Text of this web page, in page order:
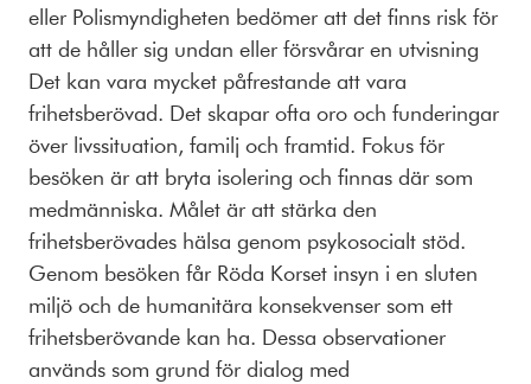
eller Polismyndigheten bedömer att det finns risk för
att de håller sig undan eller försvårar en utvisning
Det kan vara mycket påfrestande att vara
frihetsberövad. Det skapar ofta oro och funderingar
över livssituation, familj och framtid. Fokus för
besöken är att bryta isolering och finnas där som
medmänniska. Målet är att stärka den
frihetsberövades hälsa genom psykosocialt stöd.
Genom besöken får Röda Korset insyn i en sluten
miljö och de humanitära konsekvenser som ett
frihetsberövande kan ha. Dessa observationer
används som grund för dialog med